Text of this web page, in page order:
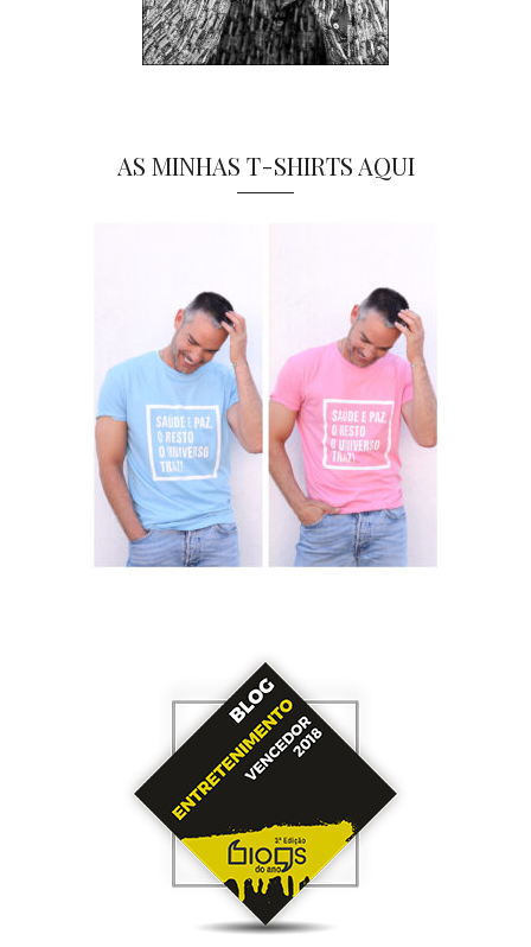
AS MINHAS T-SHIRTS AQUI